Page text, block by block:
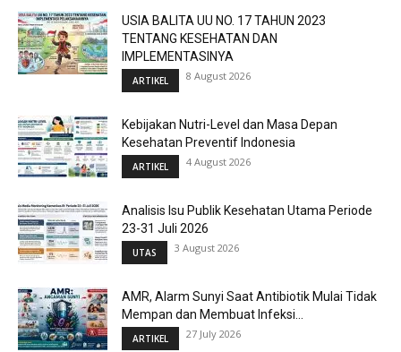
USIA BALITA UU NO. 17 TAHUN 2023
TENTANG KESEHATAN DAN
IMPLEMENTASINYA
ARTIKEL 8 August 2026
Kebijakan Nutri-Level dan Masa Depan
Kesehatan Preventif Indonesia
ARTIKEL 4 August 2026
Analisis Isu Publik Kesehatan Utama Periode
23-31 Juli 2026
UTAS 3 August 2026
AMR, Alarm Sunyi Saat Antibiotik Mulai Tidak
Mempan dan Membuat Infeksi...
ARTIKEL 27 July 2026